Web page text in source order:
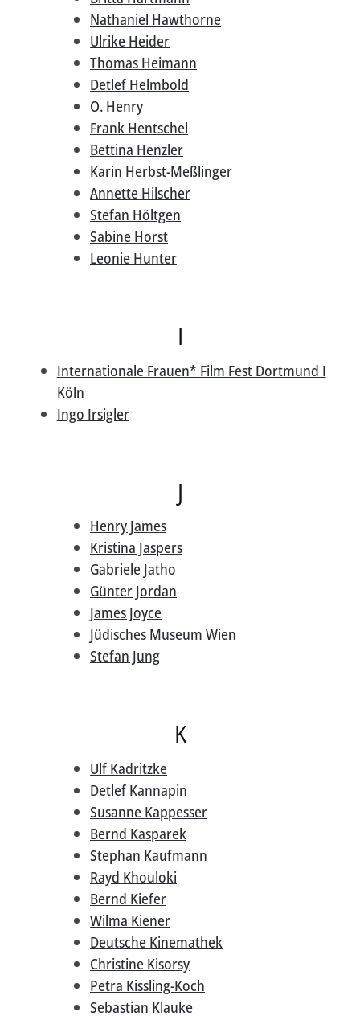
Nathaniel Hawthorne
Ulrike Heider
Thomas Heimann
Detlef Helmbold
O. Henry
Frank Hentschel
Bettina Henzler
Karin Herbst-Meßlinger
Annette Hilscher
Stefan Höltgen
Sabine Horst
Leonie Hunter
I
Internationale Frauen* Film Fest Dortmund I
Köln
Ingo Irsigler
J
Henry James
Kristina Jaspers
Gabriele Jatho
Günter Jordan
James Joyce
Jüdisches Museum Wien
Stefan Jung
K
Ulf Kadritzke
Detlef Kannapin
Susanne Kappesser
Bernd Kasparek
Stephan Kaufmann
Rayd Khouloki
Bernd Kiefer
Wilma Kiener
Deutsche Kinemathek
Christine Kisorsy
Petra Kissling-Koch
Sebastian Klauke